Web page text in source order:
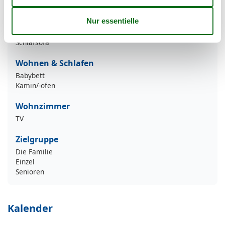
Radio/MP3
Schlafsofa
Wohnen & Schlafen
Babybett
Kamin/-ofen
Wohnzimmer
TV
Zielgruppe
Die Familie
Einzel
Senioren
Kalender